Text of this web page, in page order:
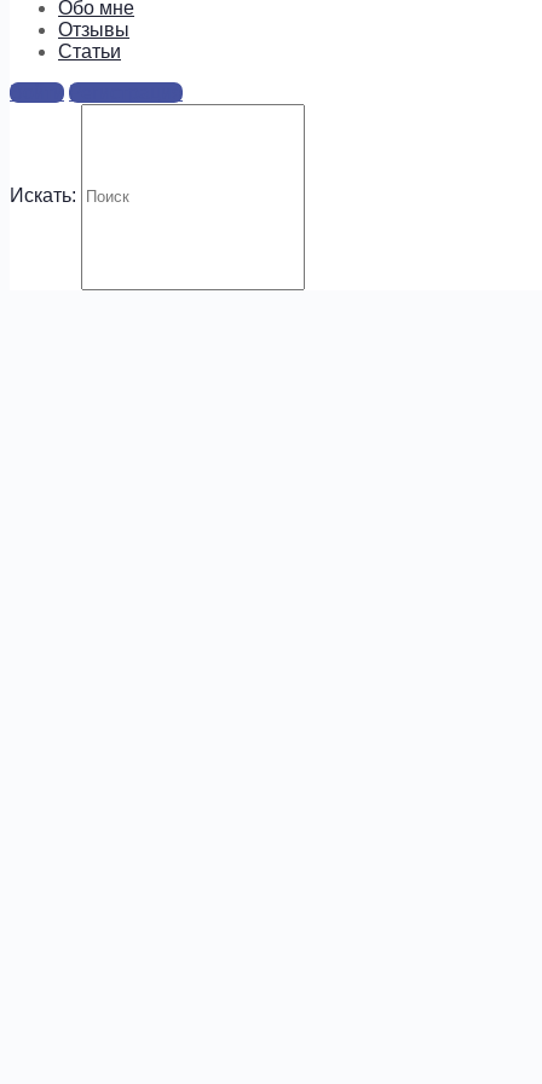
Обо мне
Отзывы
Cтатьи
Войти Регистрация
Искать:
информацию о предложениях и
новых курсах!